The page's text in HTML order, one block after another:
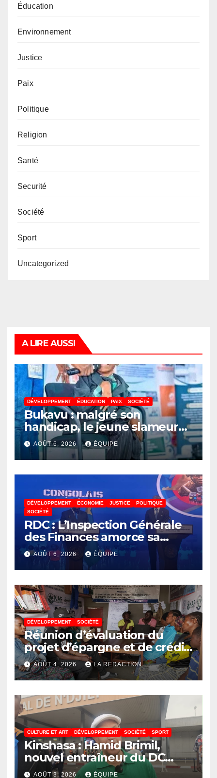
Éducation
Environnement
Justice
Paix
Politique
Religion
Santé
Securité
Société
Sport
Uncategorized
A LIRE AUSSI
DÉVELOPPEMENT ÉDUCATION PAIX SOCIÉTÉ
Bukavu : malgré son
handicap, le jeune slameur
Akonkwa Kenyata Bernard
lance un appel à la solidarité
pour poursuivre ses études
AOÛT 6, 2026 ÉQUIPE
DÉVELOPPEMENT ECONOMIE JUSTICE
POLITIQUE
SOCIÉTÉ
RDC : L’Inspection Générale
des Finances amorce sa
révolution numérique pour
un contrôle permanent des
finances publiques
AOÛT 6, 2026 ÉQUIPE
DÉVELOPPEMENT SOCIÉTÉ
Réunion d’évaluation du
projet d’épargne et de crédit
de JIRANI MSAADA Asbl : des
résultats encourageants et
une expansion annoncée
AOÛT 4, 2026 LA REDACTION
CULTURE ET ART DÉVELOPPEMENT SOCIÉTÉ SPORT
Kinshasa : Hamid Brimil,
nouvel entraîneur du DC
Virunga sur place, cap sur les
AOÛT 3, 2026 ÉQUIPE